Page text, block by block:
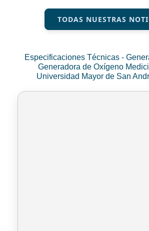
TODAS NUESTRAS
Especificaciones Técnicas -
Generadora de Oxígeno
Universidad Mayor de San